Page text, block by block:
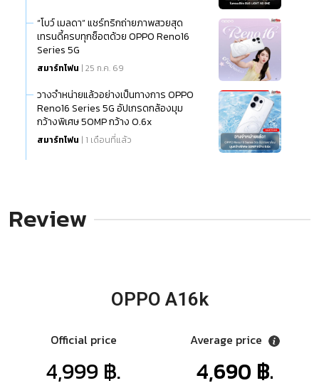
“โบว์ เมลดา” แชร์ทริกถ่ายภาพสวยสุด
เทรนดี้ครบทุกช็อตด้วย OPPO Reno16
Series 5G
สมาร์ทโฟน | 25 ก.ค. 69
วางจำหน่ายแล้วอย่างเป็นทางการ OPPO
Reno16 Series 5G อัปเกรดกล้องมุม
กว้างพิเศษ 50MP กว้าง 0.6x
สมาร์ทโฟน | 1 เดือนที่แล้ว
Review
OPPO A16k
Official price
4,999 ฿.
Average price
4,690 ฿.